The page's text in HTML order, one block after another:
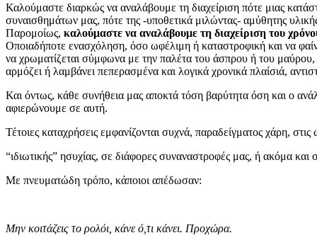
Καλούμαστε διαρκώς να αναλάβουμε τη διαχείριση πότε μιας
συναισθημάτων μας, πότε της -υποθετικά μιλώντας- αμύθητης
Παρομοίως, καλούμαστε να αναλάβουμε τη διαχείριση του
Οποιαδήποτε ενασχόληση, όσο ωφέλιμη ή καταστροφική και να
να χρωματίζεται σύμφωνα με την παλέτα του άσπρου ή του
αρμόζει ή λαμβάνει πεπερασμένα και λογικά χρονικά πλαίσιά,
Και όντως, κάθε συνήθεια μας αποκτά τόση βαρύτητα όση και ο
αφιερώνουμε σε αυτή.
Τέτοιες καταχρήσεις εμφανίζονται συχνά, παραδείγματος χάρη, στις
“ιδιωτικής” ησυχίας, σε διάφορες συναναστροφές μας, ή ακόμα και
Με πνευματώδη τρόπο, κάποιοι απέδωσαν:
Μην κοιτάζεις το ρολόι, κάνε ό,τι κάνει. Προχώρα.